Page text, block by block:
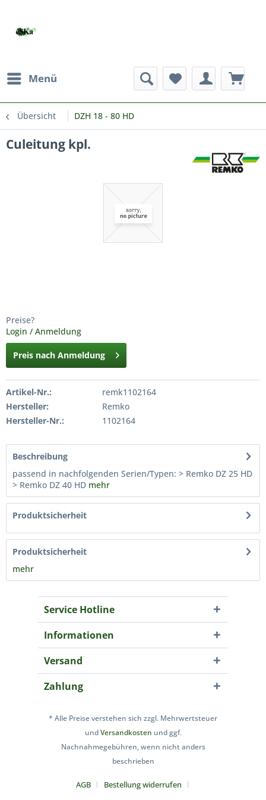
Menü
Übersicht DZH 18 - 80 HD
Culeitung kpl.
Preise?
Login / Anmeldung
Preis nach Anmeldung
Artikel-Nr.:
remk1102164
Hersteller:
Remko
Hersteller-Nr.:
1102164
Beschreibung
passend in nachfolgenden Serien/Typen: > Remko DZ 25 HD
> Remko DZ 40 HD mehr
Produktsicherheit
Produktsicherheit
mehr
Service Hotline
Informationen
Versand
Zahlung
* Alle Preise verstehen sich zzgl. Mehrwertsteuer
undVersandkosten und ggf.
Nachnahmegebühren, wenn nicht anders
beschrieben
AGB
Bestellung widerrufen